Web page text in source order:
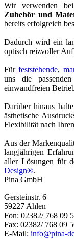
Wir verwenden
Zubehör und
bereits erfolgreich
Dadurch wird ein
optisch reizvoller
Fürfeststehende,
uns die
einwandfreien
Darüber hinaus
ästhetische
Flexibilität nach
Aus der
langjährigen
aller Lösungen für
Design®.
Pina GmbH
Gersteinstr. 6
59227 Ahlen
Fon: 02382/ 768 09
Fax: 02382/ 768 09
E-Mail: info@pina-